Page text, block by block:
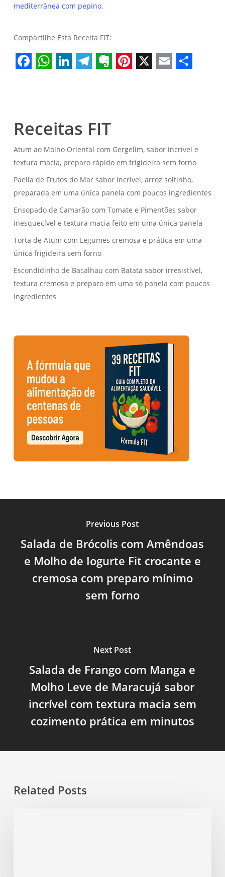
mediterrânea com pepino.
Compartilhe Esta Receita FIT:
Receitas FIT
Atum ao Molho Oriental com Gergelim, sabor incrível e
textura macia, preparo rápido em frigideira sem forno
Paella de Frutos do Mar sabor incrível, arroz soltinho,
preparada em uma única panela com poucos ingredientes
Ensopado de Camarão com Tomate e Pimentões sabor
inesquecível e textura macia feito em uma única panela
Torta de Atum com Legumes cremosa e prática em uma
única frigideira sem forno
Escondidinho de Bacalhau com Batata sabor irresistível,
textura cremosa e preparo em uma só panela com poucos
ingredientes
Previous Post
Salada de Brócolis com Amêndoas
e Molho de Iogurte Fit crocante e
cremosa com preparo mínimo
sem forno
Next Post
Salada de Frango com Manga e
Molho Leve de Maracujá sabor
incrível com textura macia sem
cozimento prática em minutos
Related Posts